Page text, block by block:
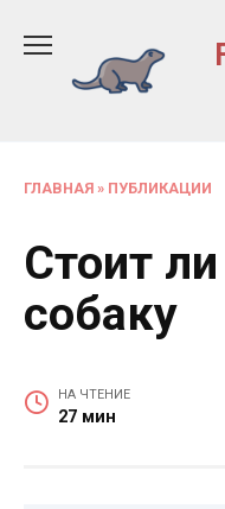
содержанию
ГЛАВНАЯ » ПУБЛИКАЦИИ
Стоит
собаку
НА ЧТЕНИЕ
27 мин